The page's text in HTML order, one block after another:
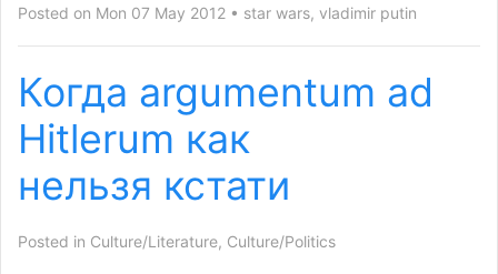
Posted on Mon 07 May 2012 star wars, vladimir putin
Когда argumentum ad
Hitlerum как
нельзя кстати
Posted in Culture/Literature, Culture/Politics